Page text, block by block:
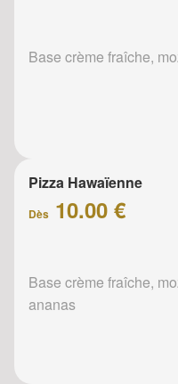
Base crème fraîche,
Pizza Hawaïenne
Dès 10.00 €
Base crème fraîche,
ananas